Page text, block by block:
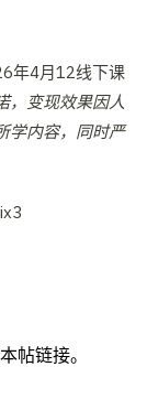
年4月12线下课
，变现效果因人
学内容，同时严
帖链接。